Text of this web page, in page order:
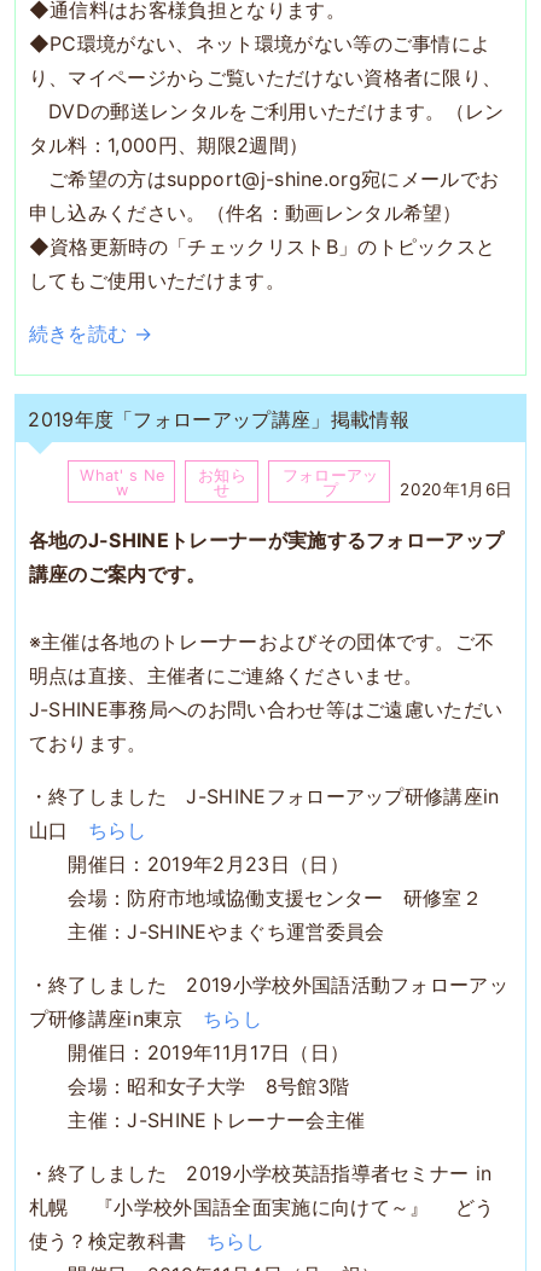
◆通信料はお客様負担となります。
◆PC環境がない、ネット環境がない等のご事情によ
り、マイページからご覧いただけない資格者に限り、
DVDの郵送レンタルをご利用いただけます。（レン
タル料：1,000円、期限2週間）
ご希望の方はsupport@j-shine.org宛にメールでお
申し込みください。（件名：動画レンタル希望）
◆資格更新時の「チェックリストB」のトピックスと
してもご使用いただけます。
続きを読む →
2019年度「フォローアップ講座」掲載情報
What' s Ne
w
お知ら
せ
フォローアッ
プ
2020年1月6日
各地のJ-SHINEトレーナーが実施するフォローアップ
講座のご案内です。
※主催は各地のトレーナーおよびその団体です。ご不
明点は直接、主催者にご連絡くださいませ。
J-SHINE事務局へのお問い合わせ等はご遠慮いただい
ております。
・終了しました J-SHINEフォローアップ研修講座in
山口 ちらし
開催日：2019年2月23日（日）
会場：防府市地域協働支援センター 研修室２
主催：J-SHINEやまぐち運営委員会
・終了しました 2019小学校外国語活動フォローアッ
プ研修講座in東京 ちらし
開催日：2019年11月17日（日）
会場：昭和女子大学 8号館3階
主催：J-SHINEトレーナー会主催
・終了しました 2019小学校英語指導者セミナー in
札幌 『小学校外国語全面実施に向けて～』 どう
使う？検定教科書 ちらし